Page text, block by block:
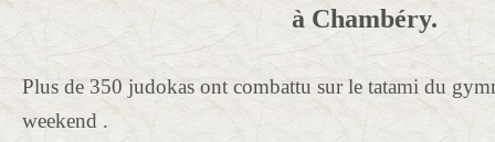
à Chambéry.
Plus de 350 judokas ont combattu sur le tatami du
weekend .